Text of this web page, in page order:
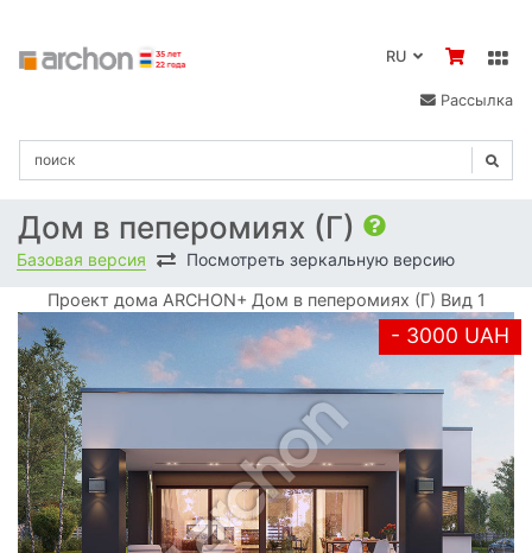
Рассылка
Дом в пеперомиях (Г)
Базовая версия Посмотреть зеркальную версию
Проект дома ARCHON+ Дом в пеперомиях (Г) Вид 1
- 3000 UAH